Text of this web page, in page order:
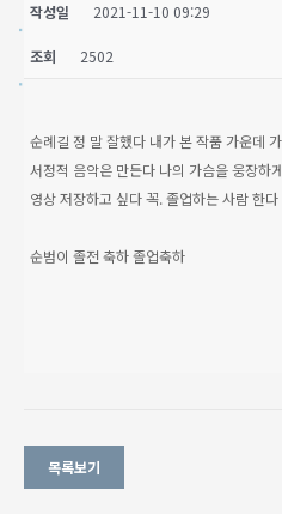
작성일 2021-11-10 09:29
조회 2502
순례길 정 말 잘했다 내가 본 작품 가운데
서정적 음악은 만든다 나의 가슴을 웅장하
영상 저장하고 싶다 꼭. 졸업하는 사람 한
순범이 졸전 축하 졸업축하
목록보기